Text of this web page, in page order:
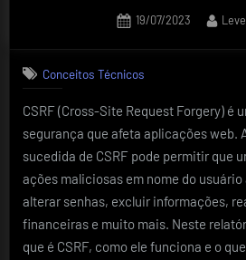
Posted
19/07/2023 By
Conceitos Técnicos
CSRF (Cross-Site Request Forgery) é
segurança que afeta aplicações web.
sucedida de CSRF pode permitir que
ações maliciosas em nome do
alterar senhas, excluir informações,
financeiras e muito mais. Neste
que é CSRF, como ele funciona e o